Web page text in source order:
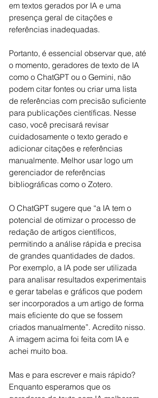
em textos gerados por IA e uma
presença geral de citações e
referências inadequadas.
Portanto, é essencial observar que, até
o momento, geradores de texto de IA
como o ChatGPT ou o Gemini, não
podem citar fontes ou criar uma lista
de referências com precisão suficiente
para publicações científicas. Nesse
caso, você precisará revisar
cuidadosamente o texto gerado e
adicionar citações e referências
manualmente. Melhor usar logo um
gerenciador de referências
bibliográficas como o Zotero.
O ChatGPT sugere que “a IA tem o
potencial de otimizar o processo de
redação de artigos científicos,
permitindo a análise rápida e precisa
de grandes quantidades de dados.
Por exemplo, a IA pode ser utilizada
para analisar resultados experimentais
e gerar tabelas e gráficos que podem
ser incorporados a um artigo de forma
mais eficiente do que se fossem
criados manualmente”. Acredito nisso.
A imagem acima foi feita com IA e
achei muito boa.
Mas e para escrever e mais rápido?
Enquanto esperamos que os